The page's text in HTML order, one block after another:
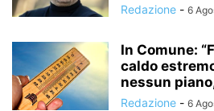
Redazione - 6
In Comune:
caldo
nessun
Redazione - 6